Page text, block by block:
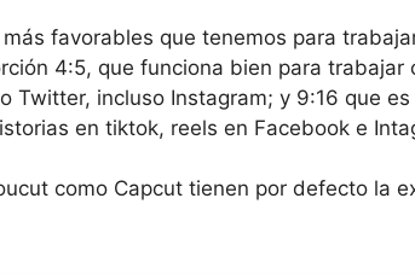
favorables que tenemos para
4:5, que funciona bien para trabajar
Twitter, incluso Instagram; y 9:16 que
en tiktok, reels en Facebook e
como Capcut tienen por defecto la